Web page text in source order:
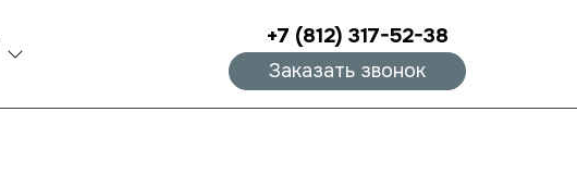
+7 (812) 317-52-38
Заказать звонок